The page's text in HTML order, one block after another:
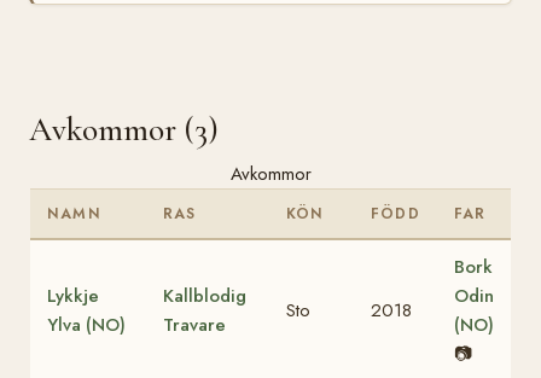
Avkommor (3)
Avkommor
NAMN RAS KÖN FÖDD FAR
Lykkje
Ylva (NO)
Kallblodig
Travare
Sto 2018
Bork
Odin
(NO)
📷